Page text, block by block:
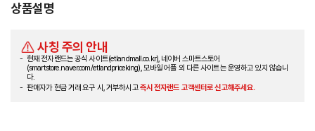
상품설명
사칭 주의 안내
현재 전자랜드는 공식 사이트(etlandmall.co.kr), 네이버 스마트스토어
(smartstore.naver.com/etlandpriceking), 모바일 어플 외 다른 사이트는 운영하고 있지 않습니
다.
판매자가 현금 거래 요구 시, 거부하시고즉시 전자랜드 고객센터로 신고해주세요.